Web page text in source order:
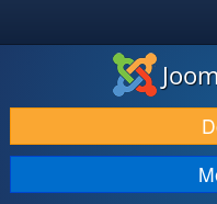
DOWNLOAD & KEMBANGKAN
TEMUKAN & PELAJARI
DUKUNGAN & KOMUNITAS